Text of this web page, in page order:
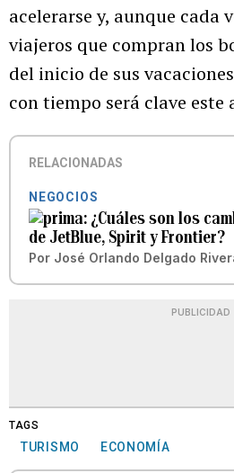
acelerarse y, aunque cada
viajeros que compran los
del inicio de sus
con tiempo será clave este
RELACIONADAS
NEGOCIOS
¿Cuáles son los
de JetBlue, Spirit y Frontier?
Por José Orlando Delgado
PUBLICIDAD
TAGS
TURISMO ECONOMÍA